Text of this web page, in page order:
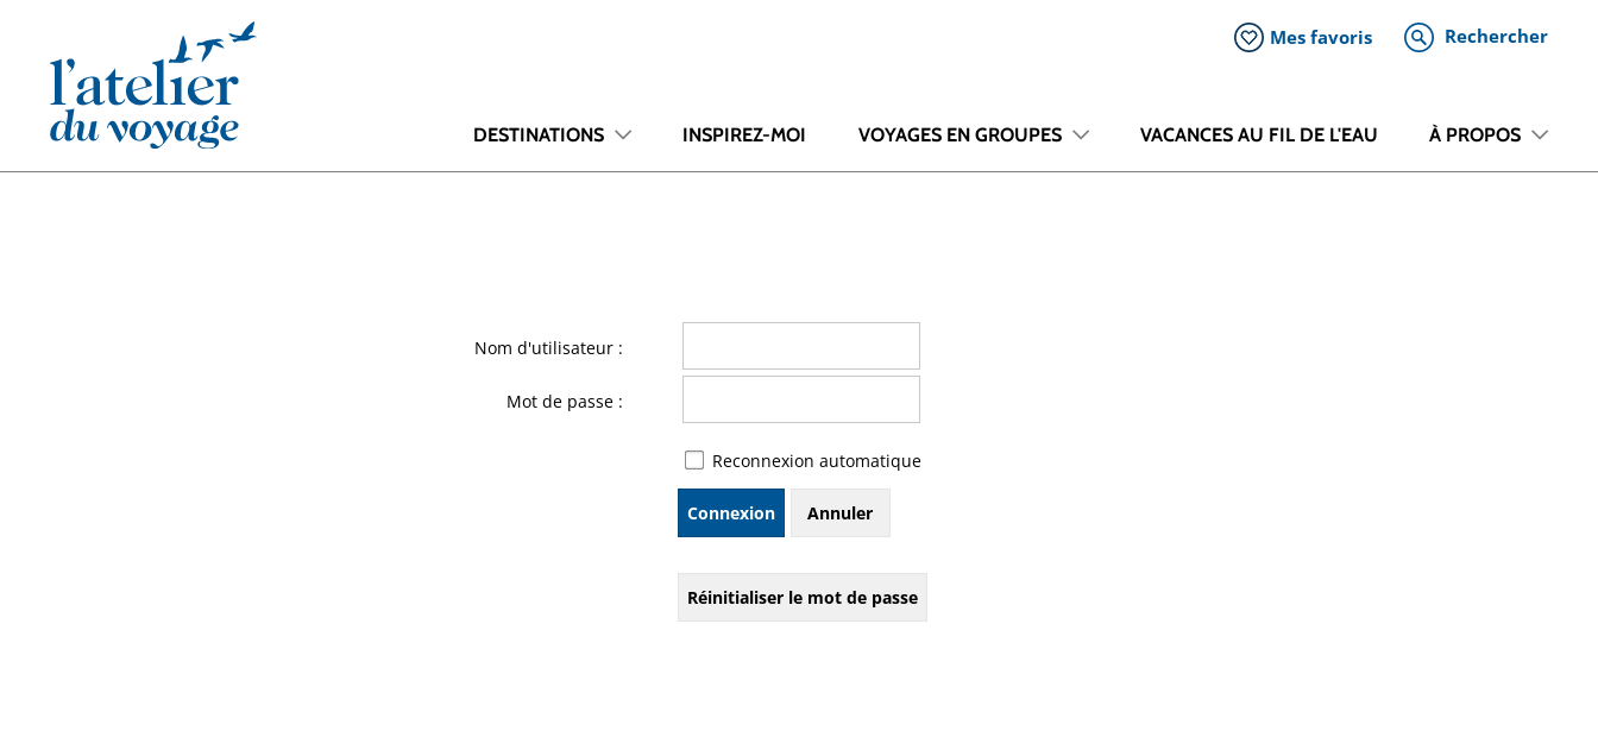
Mes favoris Rechercher
DESTINATIONS INSPIREZ-MOI VOYAGES EN GROUPES VACANCES AU FIL DE L'EAU À PROPOS
Nom d'utilisateur :
Mot de passe :
Reconnexion automatique
Connexion Annuler
Réinitialiser le mot de passe
Panneau de gestion des cookies